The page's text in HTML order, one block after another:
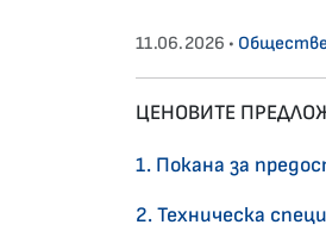
11.06.2026 •
ЦЕНОВИТЕ
1. Покана за
2. Техническа